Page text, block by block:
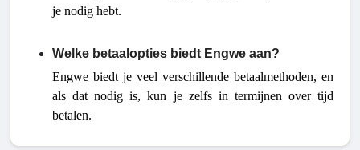
je nodig hebt.
Welke betaalopties biedt Engwe aan?
Engwe biedt je veel verschillende betaalmethoden, en
als dat nodig is, kun je zelfs in termijnen over tijd
betalen.